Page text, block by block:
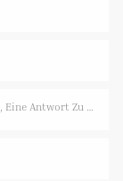
Zu Erhalten)